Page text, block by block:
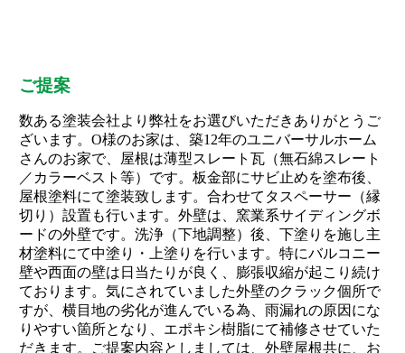
ご提案
数ある塗装会社より弊社をお選びいただきありがとうご
ざいます。O様のお家は、築12年のユニバーサルホーム
さんのお家で、屋根は薄型スレート瓦（無石綿スレート
／カラーベスト等）です。板金部にサビ止めを塗布後、
屋根塗料にて塗装致します。合わせてタスペーサー（縁
切り）設置も行います。外壁は、窯業系サイディングボ
ードの外壁です。洗浄（下地調整）後、下塗りを施し主
材塗料にて中塗り・上塗りを行います。特にバルコニー
壁や西面の壁は日当たりが良く、膨張収縮が起こり続け
ております。気にされていました外壁のクラック個所で
すが、横目地の劣化が進んでいる為、雨漏れの原因にな
りやすい箇所となり、エポキシ樹脂にて補修させていた
だきます。ご提案内容としましては、外壁屋根共に、お